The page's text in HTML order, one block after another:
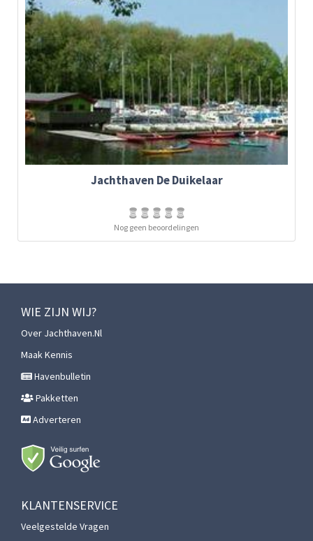
Jachthaven De Duikelaar
Nog geen beoordelingen
WIE ZIJN WIJ?
Over Jachthaven.nl
Maak Kennis
Havenbulletin
Pakketten
Adverteren
KLANTENSERVICE
Veelgestelde Vragen